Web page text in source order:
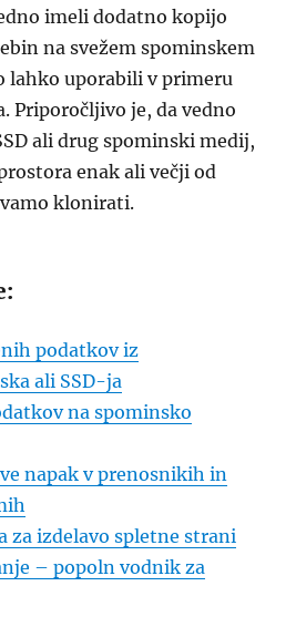
imeli dodatno kopijo
na svežem spominskem
lahko uporabili v primeru
Priporočljivo je, da vedno
ali drug spominski medij,
enak ali večji od
klonirati.
podatkov iz
ali SSD-ja
na spominsko
napak v prenosnikih in
za izdelavo spletne strani
– popoln vodnik za